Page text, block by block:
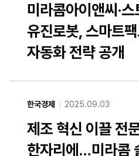
미라콤아이앤씨·스
유진로봇, 스마트
자동화 전략 공개
한국경제 2025.09.03
제조 혁신 이끌 전
한자리에…미라콤